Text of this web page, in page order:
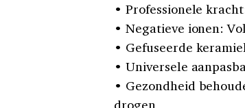
• Professionele
• Negatieve ionen:
• Gefuseerde
• Universele
• Gezondheid
drogen